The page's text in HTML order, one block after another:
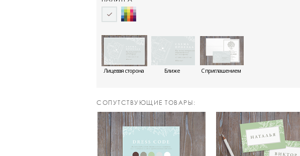
Лицевая сторона Ближе С приглашением
CОПУТСТВУЮЩИЕ ТОВАРЫ: